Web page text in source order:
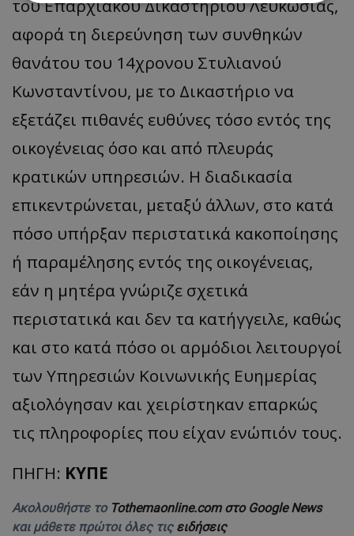
του Επαρχιακού Δικαστηρίου Λευκωσίας,
αφορά τη διερεύνηση των συνθηκών
θανάτου του 14χρονου Στυλιανού
Κωνσταντίνου, με το Δικαστήριο να
εξετάζει πιθανές ευθύνες τόσο εντός της
οικογένειας όσο και από πλευράς
κρατικών υπηρεσιών. Η διαδικασία
επικεντρώνεται, μεταξύ άλλων, στο κατά
πόσο υπήρξαν περιστατικά κακοποίησης
ή παραμέλησης εντός της οικογένειας,
εάν η μητέρα γνώριζε σχετικά
περιστατικά και δεν τα κατήγγειλε, καθώς
και στο κατά πόσο οι αρμόδιοι λειτουργοί
των Υπηρεσιών Κοινωνικής Ευημερίας
αξιολόγησαν και χειρίστηκαν επαρκώς
τις πληροφορίες που είχαν ενώπιόν τους.
ΠΗΓΗ: ΚΥΠΕ
Ακολουθήστε το Tothemaonline.com στο Google News
και μάθετε πρώτοι όλες τις ειδήσεις
Απολύτως απαραίτητα
Απόδοσης
Στόχευσης
Λειτουργικότητας
βασικές λειτουργίες του ιστότοπου, όπως τη
Ο ιστότοπος δεν μπορεί να χρησιμοποιηθεί σωστά
χωρίς τα απολύτως απαραίτητα cookies.
Ονοματεπώνυμο
Προμηθευτής /Πεδίο
usprivacy
.lifenewscy.tothemaonline.com
ASP.NET_SessionId
Microsoft Corporation